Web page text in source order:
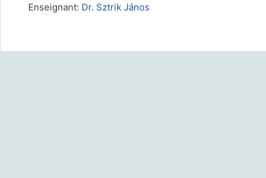
Enseignant: Dr. Sztrik János